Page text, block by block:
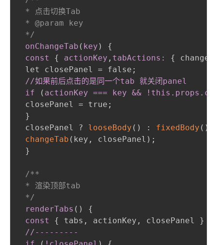
* 点击切换Tab
* @param key
*/
onChangeTab ( key )
{
const
{ actionKey , tabActions: {
let closePanel = false ;
//如果前后点击的是同一个tab 就关闭panel
if
( actionKey === key && !this .props
closePanel = true ;
}
closePanel ? looseBody ( ) : fixedBody ( )
changeTab ( key , closePanel ) ;
}
/**
* 渲染顶部tab
*/
renderTabs ( )
{
const
{ tabs , actionKey , closePanel }
//---------